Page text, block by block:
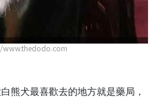
www.thedodo.com
熊犬最喜歡去的地方就是藥局，